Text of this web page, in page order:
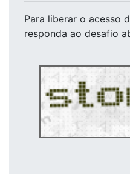
Para liberar o acesso
responda ao desafio